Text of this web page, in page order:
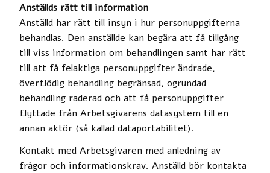
Anställds rätt till information
Anställd har rätt till insyn i hur personuppgifterna
behandlas. Den anställde kan begära att få tillgång
till viss information om behandlingen samt har rätt
till att få felaktiga personuppgifter ändrade,
överflödig behandling begränsad, ogrundad
behandling raderad och att få personuppgifter
flyttade från Arbetsgivarens datasystem till en
annan aktör (så kallad dataportabilitet).
Kontakt med Arbetsgivaren med anledning av
frågor och informationskrav. Anställd bör kontakta